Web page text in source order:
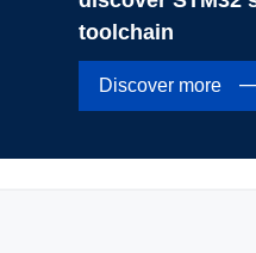
toolchain
Discover more